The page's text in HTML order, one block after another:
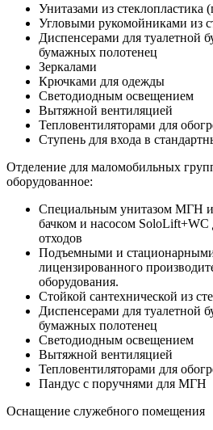
Унитазами из стеклопластика
Угловыми рукомойниками из
Диспенсерами для туалетной
бумажных полотенец
Зеркалами
Крючками для одежды
Светодиодным освещением
Вытяжной вентиляцией
Тепловентиляторами для
Ступень для входа в
Отделение для маломобильных
оборудованное:
Специальным унитазом МГН
бачком и насосом SoloLift+WC
отходов
Подъемными и
лицензированного
оборудования.
Стойкой сантехнической из
Диспенсерами для туалетной
бумажных полотенец
Светодиодным освещением
Вытяжной вентиляцией
Тепловентиляторами для
Пандус с поручнями для МГН
Оснащение служебного помещения